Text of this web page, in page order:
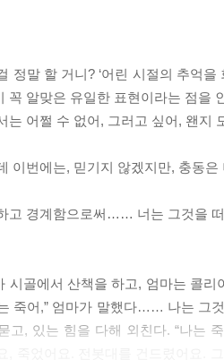
정말 할 거니? ‘어린 시절의 추억
꼭 알맞은 유일한 표현이라는 점을
는 어쩔 수 없어, 그러고 싶어, 왠
이번에는, 믿기지 않겠지만, 충동
고 경계함으로써…… 너는 그것을
시골에서 산책을 하고, 엄마는 콜
죽어,” 엄마가 말했다…… 나는 그
고, 있는 힘을 다해 외친다. “나는